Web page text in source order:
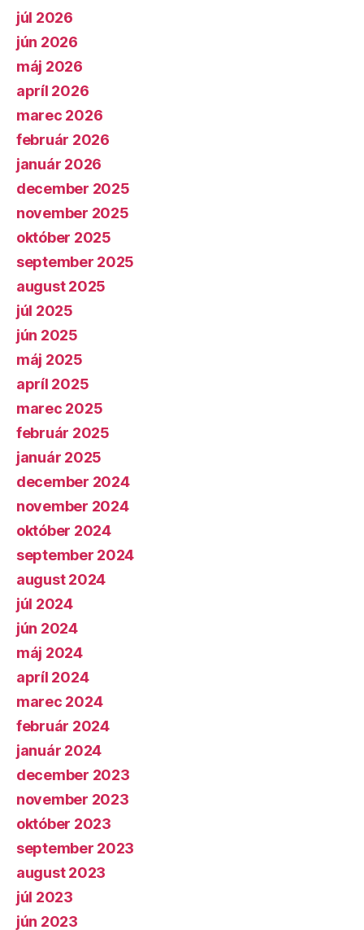
júl 2026
jún 2026
máj 2026
apríl 2026
marec 2026
február 2026
január 2026
december 2025
november 2025
október 2025
september 2025
august 2025
júl 2025
jún 2025
máj 2025
apríl 2025
marec 2025
február 2025
január 2025
december 2024
november 2024
október 2024
september 2024
august 2024
júl 2024
jún 2024
máj 2024
apríl 2024
marec 2024
február 2024
január 2024
december 2023
november 2023
október 2023
september 2023
august 2023
júl 2023
jún 2023